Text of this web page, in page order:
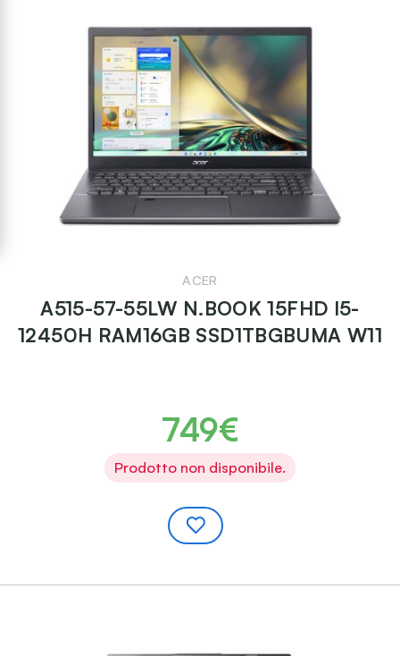
ACER
A515-57-55LW N.BOOK 15FHD I5-
12450H RAM16GB SSD1TBGBUMA W11
749€
Prodotto non disponibile.